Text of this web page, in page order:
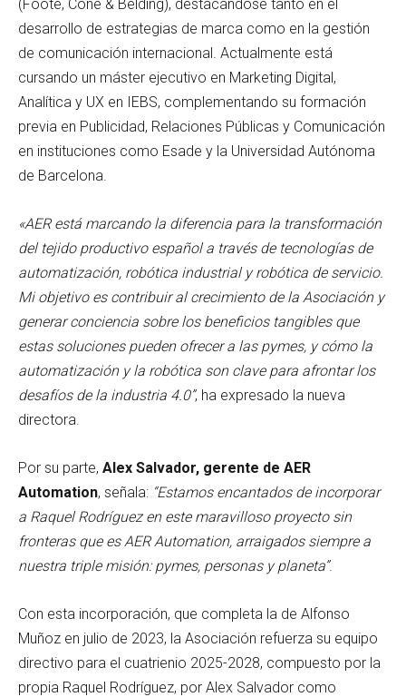
(Foote, Cone & Belding), destacándose tanto en el
desarrollo de estrategias de marca como en la gestión
de comunicación internacional. Actualmente está
cursando un máster ejecutivo en Marketing Digital,
Analítica y UX en IEBS, complementando su formación
previa en Publicidad, Relaciones Públicas y Comunicación
en instituciones como Esade y la Universidad Autónoma
de Barcelona.
«AER está marcando la diferencia para la transformación
del tejido productivo español a través de tecnologías de
automatización, robótica industrial y robótica de servicio.
Mi objetivo es contribuir al crecimiento de la Asociación y
generar conciencia sobre los beneficios tangibles que
estas soluciones pueden ofrecer a las pymes, y cómo la
automatización y la robótica son clave para afrontar los
desafíos de la industria 4.0”, ha expresado la nueva
directora.
Por su parte, Alex Salvador, gerente de AER
Automation, señala: “Estamos encantados de incorporar
a Raquel Rodríguez en este maravilloso proyecto sin
fronteras que es AER Automation, arraigados siempre a
nuestra triple misión: pymes, personas y planeta”.
Con esta incorporación, que completa la de Alfonso
Muñoz en julio de 2023, la Asociación refuerza su equipo
directivo para el cuatrienio 2025-2028, compuesto por la
propia Raquel Rodríguez, por Alex Salvador como